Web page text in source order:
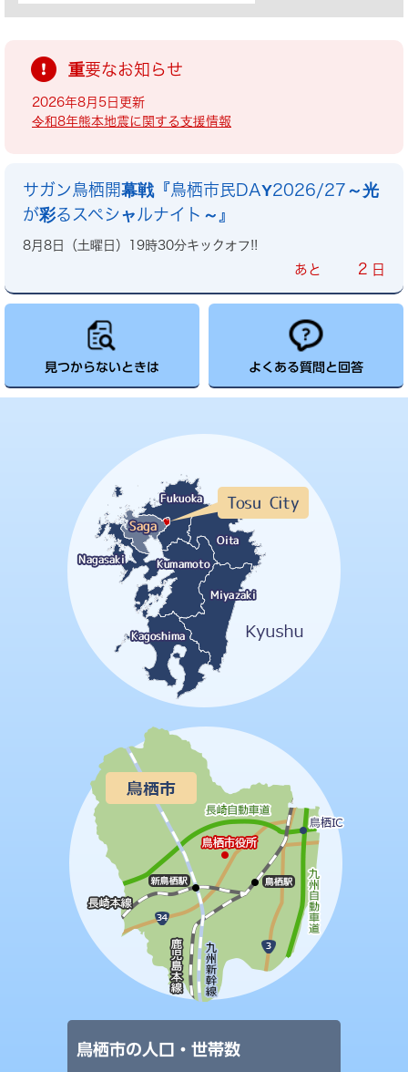
重要なお知らせ
2026年8月5日更新
令和8年熊本地震に関する支援情報
サガン鳥栖開幕戦『鳥栖市民DAY2026/27～光
が彩るスペシャルナイト～』
8月8日（土曜日）19時30分キックオフ!!
あと 2 日
見つからないときは よくある質問と回答
鳥栖市の人口・世帯数